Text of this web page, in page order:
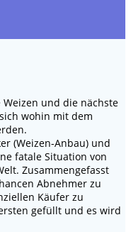
und die nächste
wohin mit dem
(Weizen-Anbau) und
fatale Situation von
Zusammengefasst
Abnehmer zu
Käufer zu
gefüllt und es wird